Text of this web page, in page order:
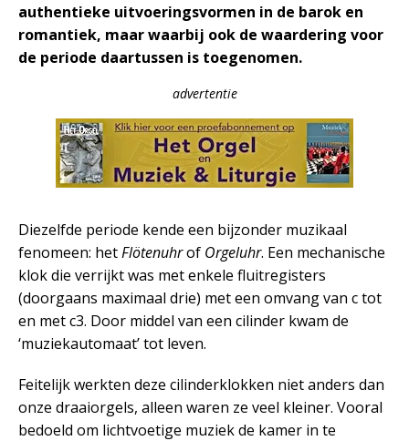
authentieke uitvoeringsvormen in de barok en
romantiek, maar waarbij ook de waardering voor
de periode daartussen is toegenomen.
advertentie
Diezelfde periode kende een bijzonder muzikaal
fenomeen: hetFlötenuhrof Orgeluhr. Een mechanische
klok die verrijkt was met enkele fluitregisters
(doorgaans maximaal drie) met een omvang van c tot
en met c3. Door middel van een cilinder kwam de
‘muziekautomaat’ tot leven.
Feitelijk werkten deze cilinderklokken niet anders dan
onze draaiorgels, alleen waren ze veel kleiner. Vooral
bedoeld om lichtvoetige muziek de kamer in te